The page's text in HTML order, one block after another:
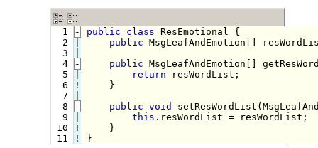
  1
  2
  3
  4
  5
  6
  7
  8
  9
10
11
-
-
!
-
!
!
public class ResEmotional {
public MsgLeafAndEmotion[]
public MsgLeafAndEmotion[]
return resWordList;
}
public void
this .resWordList = resWordList;
}